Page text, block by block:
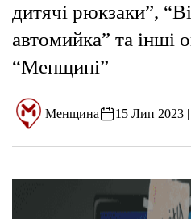
дитячі рюкзаки”,
автомийка” та інші
“Менщині”
Менщина 15 Лип 2023 |